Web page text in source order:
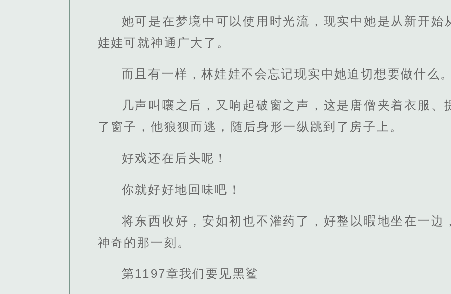
她可是在梦境中可以使用时光流，现实中她是从新开始
娃娃可就神通广大了。
而且有一样，林娃娃不会忘记现实中她迫切想要做什么
几声叫嚷之后，又响起破窗之声，这是唐僧夹着衣服、
了窗子，他狼狈而逃，随后身形一纵跳到了房子上。
好戏还在后头呢！
你就好好地回味吧！
将东西收好，安如初也不灌药了，好整以暇地坐在一边
神奇的那一刻。
第1197章我们要见黑鲨